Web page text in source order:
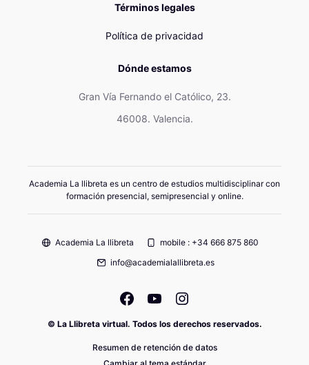
Términos legales
Política de privacidad
Dónde estamos
Gran Vía Fernando el Católico, 23.
46008. Valencia.
Academia La llibreta es un centro de estudios multidisciplinar con
formación presencial, semipresencial y online.
Academia La llibreta
mobile : +34 666 875 860
info@academialallibreta.es
© La Llibreta virtual. Todos los derechos reservados.
Resumen de retención de datos